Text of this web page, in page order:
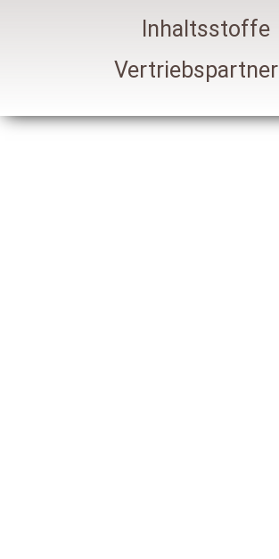
Inhaltsstoffe
Vertriebspartner